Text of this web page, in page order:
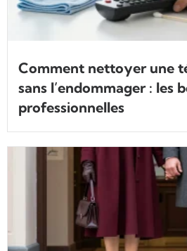
Comment nettoyer une
sans l’endommager : les
professionnelles